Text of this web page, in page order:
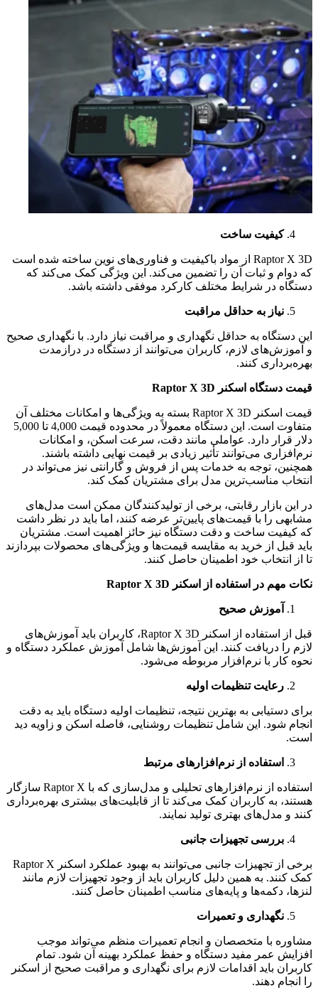
کیفیت ساخت
Raptor X 3D از مواد باکیفیت و فناوری‌های نوین ساخته شده است
که دوام و ثبات آن را تضمین می‌کند. این ویژگی کمک می‌کند که
دستگاه در شرایط مختلف کارکرد موفقی داشته باشد.
نیاز به حداقل مراقبت
این دستگاه به حداقل نگهداری و مراقبت نیاز دارد. با نگهداری صحیح
و آموزش‌های لازم، کاربران می‌توانند از دستگاه در درازمدت
بهره‌برداری کنند.
قیمت دستگاه اسکنر
قیمت اسکنر Raptor X 3D بسته به ویژگی‌ها و امکانات مختلف آن
متفاوت است. این دستگاه معمولاً در محدوده قیمت 4,000 تا 5,000
دلار قرار دارد. عواملی مانند دقت، سرعت اسکن، و امکانات
نرم‌افزاری می‌توانند تأثیر زیادی بر قیمت نهایی داشته باشند.
همچنین، توجه به خدمات پس از فروش و گارانتی نیز می‌تواند در
انتخاب مناسب‌ترین مدل برای مشتریان کمک کند.
در این بازار رقابتی، برخی از تولیدکنندگان ممکن است مدل‌های
مشابهی را با قیمت‌های پایین‌تر عرضه کنند، اما باید در نظر داشت
که کیفیت ساخت و دقت دستگاه نیز حائز اهمیت است. مشتریان
باید قبل از خرید به مقایسه قیمت‌ها و ویژگی‌های محصولات بپردازند
تا از انتخاب خود اطمینان حاصل کنند.
نکات مهم در استفاده از اسکنر
آموزش صحیح
قبل از استفاده از اسکنر Raptor X 3D، کاربران باید آموزش‌های
لازم را دریافت کنند. این آموزش‌ها شامل آموزش عملکرد دستگاه و
نحوه کار با نرم‌افزار مربوطه می‌شود.
رعایت تنظیمات اولیه
برای دستیابی به بهترین نتیجه، تنظیمات اولیه دستگاه باید به دقت
انجام شود. این شامل تنظیمات روشنایی، فاصله اسکن و زاویه دید
است.
استفاده از نرم‌افزارهای مرتبط
استفاده از نرم‌افزارهای تحلیلی و مدل‌سازی که با Raptor X سازگار
هستند، به کاربران کمک می‌کند تا از قابلیت‌های بیشتری بهره‌برداری
کنند و مدل‌های بهتری تولید نمایند.
بررسی تجهیزات جانبی
برخی از تجهیزات جانبی می‌توانند به بهبود عملکرد اسکنر Raptor X
کمک کنند. به همین دلیل کاربران باید از وجود تجهیزات لازم مانند
لنزها، دکمه‌ها و پایه‌های مناسب اطمینان حاصل کنند.
نگهداری و تعمیرات
مشاوره با متخصصان و انجام تعمیرات منظم می‌تواند موجب
افزایش عمر مفید دستگاه و حفظ عملکرد بهینه آن شود. تمام
کاربران باید اقدامات لازم برای نگهداری و مراقبت صحیح از اسکنر
را انجام دهند.